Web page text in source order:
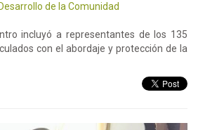
Desarrollo de la Comunidad
incluyó a representantes de los 135
con el abordaje y protección de la